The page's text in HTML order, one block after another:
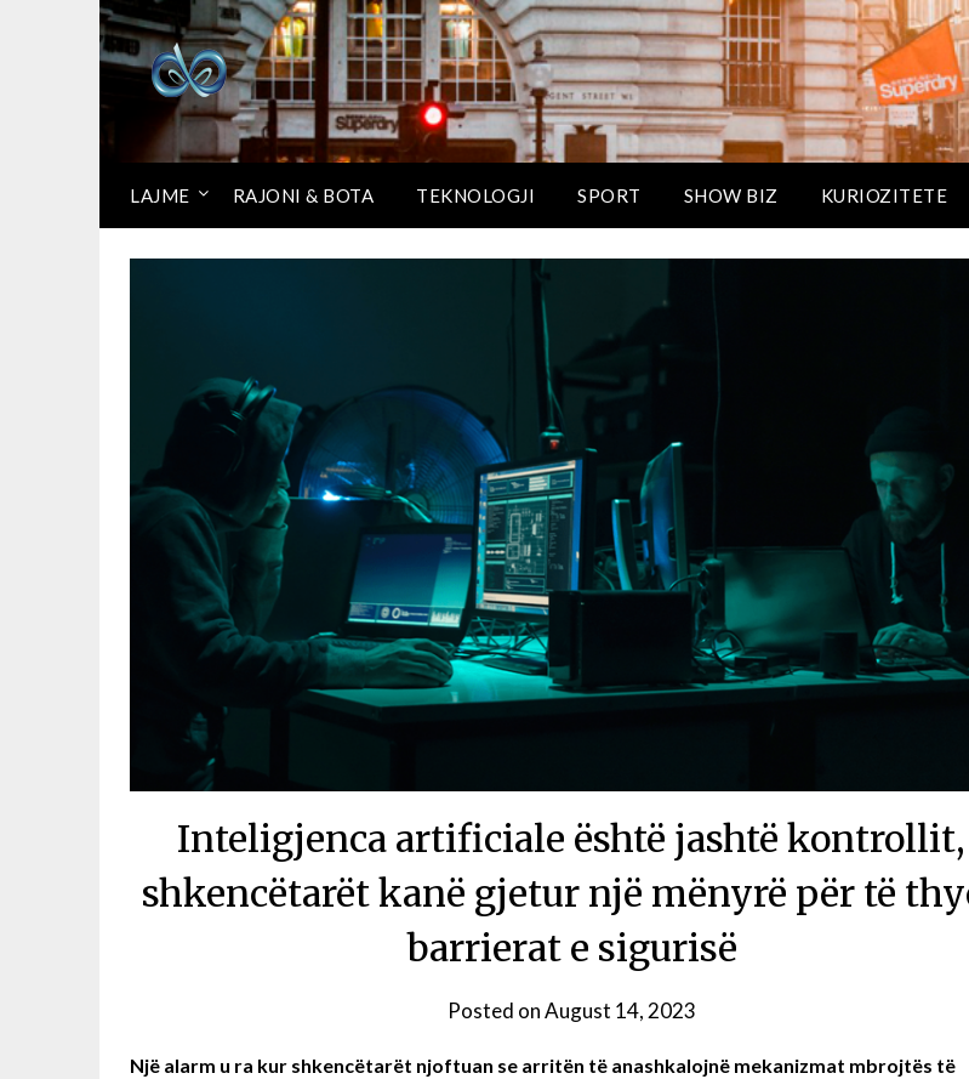
LAJME RAJONI & BOTA TEKNOLOGJI SPORT SHOW BIZ KURIOZITETE
Inteligjenca artificiale është jashtë kontrollit,
shkencëtarët kanë gjetur një mënyrë për të
barrierat e sigurisë
Posted onAugust 14, 2023
Një alarm u ra kur shkencëtarët njoftuan se arritën të anashkalojnë mekanizmat mbrojtës të